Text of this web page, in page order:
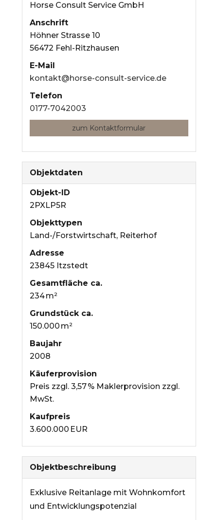
Horse Consult Service GmbH
Anschrift
Höhner Strasse 10
56472 Fehl-Ritzhausen
E-Mail
kontakt@horse-consult-service.de
Telefon
0177-7042003
zum Kontaktformular
Objektdaten
Objekt-ID
2PXLP5R
Objekttypen
Land-/Forstwirtschaft, Reiterhof
Adresse
23845 Itzstedt
Gesamtfläche ca.
234 m²
Grund­stück ca.
150.000 m²
Baujahr
2008
Käufer­provision
Preis zzgl. 3,57 % Maklerprovision zzgl.
MwSt.
Kaufpreis
3.600.000 EUR
Objekt­beschreibung
Exklusive Reitanlage mit Wohnkomfort
und Entwicklungspotenzial